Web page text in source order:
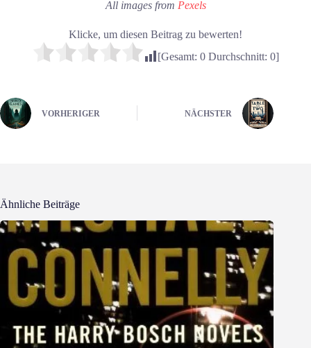
All images from Pexels
Klicke, um diesen Beitrag zu bewerten!
[Gesamt: 0Durchschnitt: 0]
VORHERIGER NÄCHSTER
Ähnliche Beiträge